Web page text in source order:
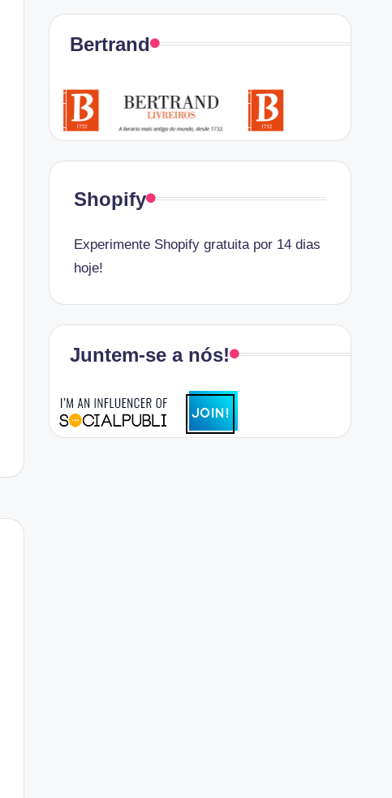
Bertrand
Shopify
Experimente Shopify gratuita por 14 dias
hoje!
Juntem-se a nós!